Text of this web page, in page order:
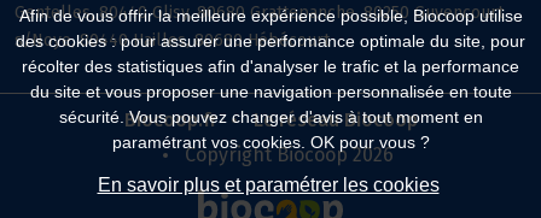
Afin de vous offrir la meilleure expérience possible, Biocoop utilise
des cookies : pour assurer une performance optimale du site, pour
récolter des statistiques afin d'analyser le trafic et la performance
du site et vous proposer une navigation personnalisée en toute
sécurité. Vous pouvez changer d'avis à tout moment en
paramétrant vos cookies. OK pour vous ?
En savoir plus et paramétrer les cookies
Gentelles, 80440 Glisy, 80680 Grattepanche, 80250 Guyencourt
s/Noye, 80440 Hailles, 80680 Hébécourt
Biocoop.fr
Le réseau Biocoop
Copyright Biocoop 2026